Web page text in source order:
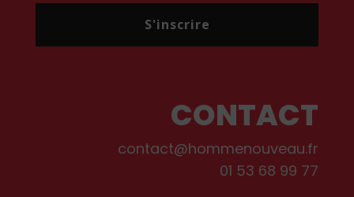
S'inscrire
CONTACT
contact@hommenouveau.fr
01 53 68 99 77